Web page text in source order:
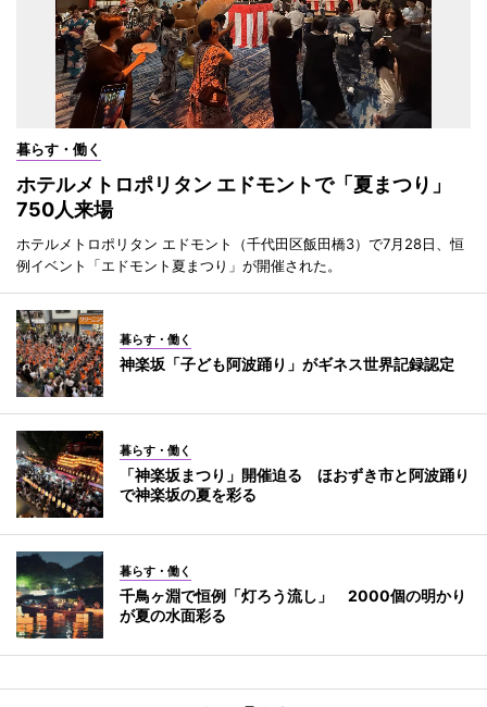
暮らす・働く
ホテルメトロポリタン エドモントで「夏まつり」
750人来場
ホテルメトロポリタン エドモント（千代田区飯田橋3）で7月28日、恒
例イベント「エドモント夏まつり」が開催された。
暮らす・働く
神楽坂「子ども阿波踊り」がギネス世界記録認定
暮らす・働く
「神楽坂まつり」開催迫る ほおずき市と阿波踊り
で神楽坂の夏を彩る
暮らす・働く
千鳥ヶ淵で恒例「灯ろう流し」 2000個の明かり
が夏の水面彩る